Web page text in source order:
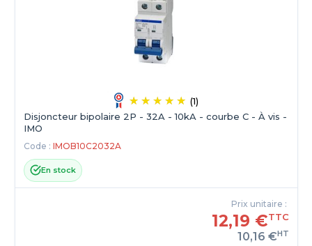
(1)
Disjoncteur bipolaire 2P - 32A - 10kA - courbe C - À vis -
IMO
Code : IMOB10C2032A
En stock
Prix unitaire :
12,19 €TTC
10,16 €HT